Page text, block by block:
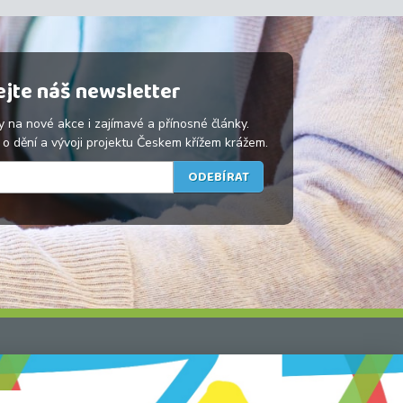
náš newsletter
na nové akce i zajímavé a přínosné články.
dění a vývoji projektu Českem křížem krážem.
Další informace